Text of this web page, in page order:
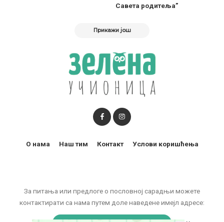
Савета родитеља”
Прикажи још
За питања или предлоге о пословној сарадњи можете
контактирати са нама путем доле наведене имејл адресе:
О нама Наш тим Контакт Услови коришћења